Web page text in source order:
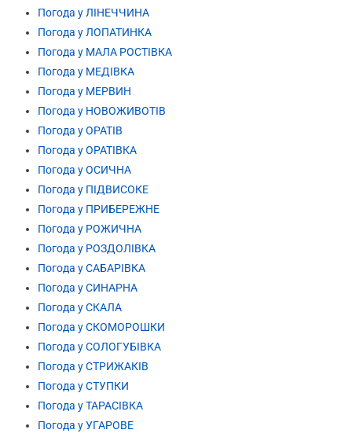
Погода у ЛІНЕЧЧИНА
Погода у ЛОПАТИНКА
Погода у МАЛА РОСТІВКА
Погода у МЕДІВКА
Погода у МЕРВИН
Погода у НОВОЖИВОТІВ
Погода у ОРАТІВ
Погода у ОРАТІВКА
Погода у ОСИЧНА
Погода у ПІДВИСОКЕ
Погода у ПРИБЕРЕЖНЕ
Погода у РОЖИЧНА
Погода у РОЗДОЛІВКА
Погода у САБАРІВКА
Погода у СИНАРНА
Погода у СКАЛА
Погода у СКОМОРОШКИ
Погода у СОЛОГУБІВКА
Погода у СТРИЖАКІВ
Погода у СТУПКИ
Погода у ТАРАСІВКА
Погода у УГАРОВЕ